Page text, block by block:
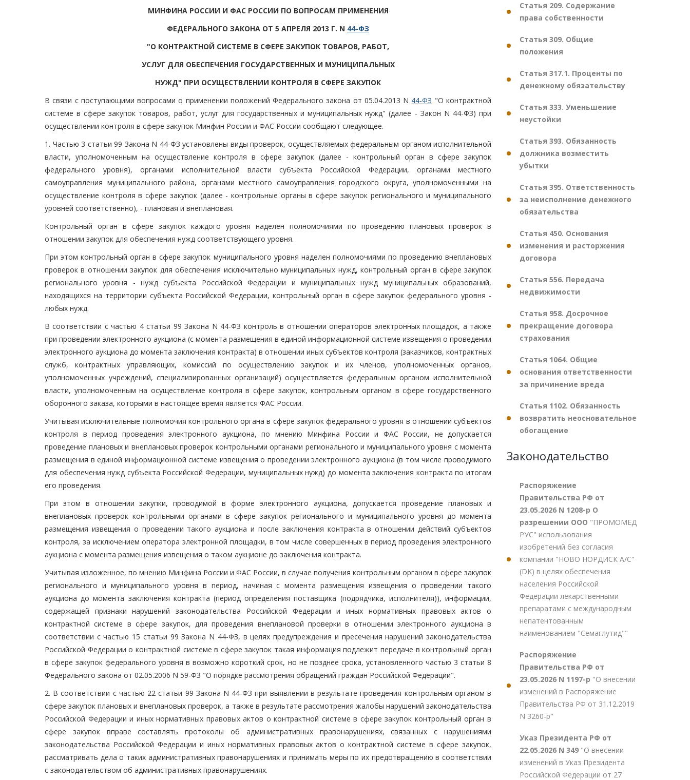
МИНФИНА РОССИИ И ФАС РОССИИ ПО ВОПРОСАМ ПРИМЕНЕНИЯ
ФЕДЕРАЛЬНОГО ЗАКОНА ОТ 5 АПРЕЛЯ 2013 Г. N 44-ФЗ
"О КОНТРАКТНОЙ СИСТЕМЕ В СФЕРЕ ЗАКУПОК ТОВАРОВ, РАБОТ,
УСЛУГ ДЛЯ ОБЕСПЕЧЕНИЯ ГОСУДАРСТВЕННЫХ И МУНИЦИПАЛЬНЫХ
НУЖД" ПРИ ОСУЩЕСТВЛЕНИИ КОНТРОЛЯ В СФЕРЕ ЗАКУПОК
В связи с поступающими вопросами о применении положений Федерального закона от 05.04.2013 N 44-ФЗ "О контрактной
системе в сфере закупок товаров, работ, услуг для государственных и муниципальных нужд" (далее - Закон N 44-ФЗ) при
осуществлении контроля в сфере закупок Минфин России и ФАС России сообщают следующее.
1. Частью 3 статьи 99 Закона N 44-ФЗ установлены виды проверок, осуществляемых федеральным органом исполнительной
власти, уполномоченным на осуществление контроля в сфере закупок (далее - контрольный орган в сфере закупок
федерального уровня), органами исполнительной власти субъекта Российской Федерации, органами местного
самоуправления муниципального района, органами местного самоуправления городского округа, уполномоченными на
осуществление контроля в сфере закупок (далее - контрольные органы в сфере закупок регионального и муниципального
уровней соответственно), - плановая и внеплановая.
Контрольный орган в сфере закупок каждого уровня наделен полномочиями по проведению плановых проверок в
отношении закупок для обеспечения нужд соответствующего уровня.
При этом контрольный орган в сфере закупок муниципального уровня наделен полномочиями по проведению внеплановых
проверок в отношении закупок для обеспечения исключительно муниципальных нужд, контрольный орган в сфере закупок
регионального уровня - нужд субъекта Российской Федерации и муниципальных нужд муниципальных образований,
находящихся на территории субъекта Российской Федерации, контрольный орган в сфере закупок федерального уровня -
любых нужд.
В соответствии с частью 4 статьи 99 Закона N 44-ФЗ контроль в отношении операторов электронных площадок, а также
при проведении электронного аукциона (с момента размещения в единой информационной системе извещения о проведении
электронного аукциона до момента заключения контракта) в отношении иных субъектов контроля (заказчиков, контрактных
служб, контрактных управляющих, комиссий по осуществлению закупок и их членов, уполномоченных органов,
уполномоченных учреждений, специализированных организаций) осуществляется федеральным органом исполнительной
власти, уполномоченным на осуществление контроля в сфере закупок, контрольным органом в сфере государственного
оборонного заказа, которыми в настоящее время является ФАС России.
Учитывая исключительные полномочия контрольного органа в сфере закупок федерального уровня в отношении субъектов
контроля в период проведения электронного аукциона, по мнению Минфина России и ФАС России, не допускается
проведение плановых и внеплановых проверок контрольными органами регионального и муниципального уровня с момента
размещения в единой информационной системе извещения о проведении электронного аукциона (в том числе проводимого
для обеспечения нужд субъекта Российской Федерации, муниципальных нужд) до момента заключения контракта по итогам
его проведения.
При этом в отношении закупки, проводимой в форме электронного аукциона, допускается проведение плановых и
внеплановых проверок контрольными органами в сфере закупок регионального и муниципального уровня до момента
размещения извещения о проведении такого аукциона и после заключения контракта в отношении действий субъектов
контроля, за исключением оператора электронной площадки, в том числе совершенных в период проведения электронного
аукциона с момента размещения извещения о таком аукционе до заключения контракта.
Учитывая изложенное, по мнению Минфина России и ФАС России, в случае получения контрольным органом в сфере закупок
регионального и муниципального уровня в период, начиная с момента размещения извещения о проведении такого
аукциона до момента заключения контракта (период определения поставщика (подрядчика, исполнителя)), информации,
содержащей признаки нарушений законодательства Российской Федерации и иных нормативных правовых актов о
контрактной системе в сфере закупок, для проведения внеплановой проверки в отношении электронного аукциона в
соответствии с частью 15 статьи 99 Закона N 44-ФЗ, в целях предупреждения и пресечения нарушений законодательства
Российской Федерации о контрактной системе в сфере закупок такая информация подлежит передаче в контрольный орган
в сфере закупок федерального уровня в возможно короткий срок, но не позднее срока, установленного частью 3 статьи 8
Федерального закона от 02.05.2006 N 59-ФЗ "О порядке рассмотрения обращений граждан Российской Федерации".
2. В соответствии с частью 22 статьи 99 Закона N 44-ФЗ при выявлении в результате проведения контрольным органом в
сфере закупок плановых и внеплановых проверок, а также в результате рассмотрения жалобы нарушений законодательства
Российской Федерации и иных нормативных правовых актов о контрактной системе в сфере закупок контрольный орган в
сфере закупок вправе составлять протоколы об административных правонарушениях, связанных с нарушениями
законодательства Российской Федерации и иных нормативных правовых актов о контрактной системе в сфере закупок,
рассматривать дела о таких административных правонарушениях и принимать меры по их предотвращению в соответствии
с законодательством об административных правонарушениях.
Статья 209. Содержание
права собственности
Статья 309. Общие
положения
Статья 317.1. Проценты по
денежному обязательству
Статья 333. Уменьшение
неустойки
Статья 393. Обязанность
должника возместить
убытки
Статья 395. Ответственность
за неисполнение денежного
обязательства
Статья 450. Основания
изменения и расторжения
договора
Статья 556. Передача
недвижимости
Статья 958. Досрочное
прекращение договора
страхования
Статья 1064. Общие
основания ответственности
за причинение вреда
Статья 1102. Обязанность
возвратить неосновательное
обогащение
Законодательство
Распоряжение
Правительства РФ от
23.05.2026 N 1208-р О
разрешении ООО "ПРОМОМЕД
РУС" использования
изобретений без согласия
компании "НОВО НОРДИСК А/С"
(DK) в целях обеспечения
населения Российской
Федерации лекарственными
препаратами с международным
непатентованным
наименованием "Семаглутид""
Распоряжение
Правительства РФ от
23.05.2026 N 1197-р "О внесении
изменений в Распоряжение
Правительства РФ от 31.12.2019
N 3260-р"
Указ Президента РФ от
22.05.2026 N 349 "О внесении
изменений в Указ Президента
Российской Федерации от 27